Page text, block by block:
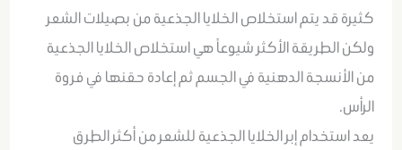
كثيرة قد يتم استخلاص الخلايا الجذعية من بصيلات الشعر
ولكن الطريقة الأكثر شيوعاً هي استخلاص الخلايا الجذعية
من الأنسجة الدهنية في الجسم ثم إعادة حقنها في فروة
الرأس.
يعد استخدام إبر الخلايا الجذعية للشعر من أكثر الطرق